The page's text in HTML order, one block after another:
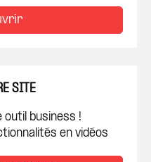
SITE
business !
en vidéos